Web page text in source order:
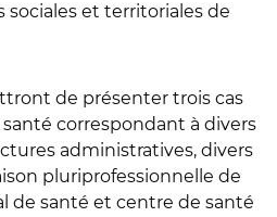
sociales et territoriales de
de présenter trois cas
correspondant à divers
administratives, divers
pluriprofessionnelle de
de santé et centre de santé